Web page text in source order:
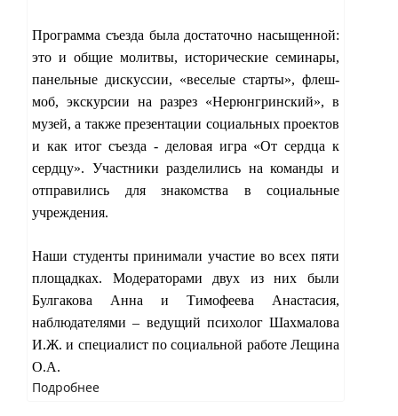
Программа съезда была достаточно насыщенной:
это и общие молитвы, исторические семинары,
панельные дискуссии, «веселые старты», флеш-
моб, экскурсии на разрез «Нерюнгринский», в
музей, а также презентации социальных проектов
и как итог съезда - деловая игра «От сердца к
сердцу». Участники разделились на команды и
отправились для знакомства в социальные
учреждения.
Наши студенты принимали участие во всех пяти
площадках. Модераторами двух из них были
Булгакова Анна и Тимофеева Анастасия,
наблюдателями – ведущий психолог Шахмалова
И.Ж. и специалист по социальной работе Лещина
О.А.
Подробнее